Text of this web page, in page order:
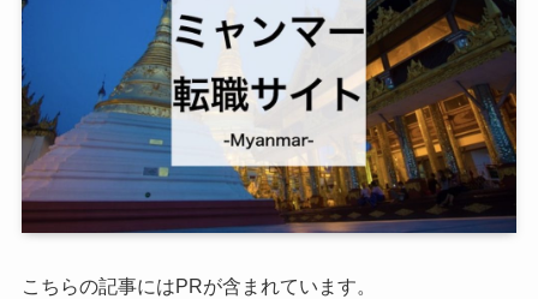
こちらの記事にはPRが含まれています。